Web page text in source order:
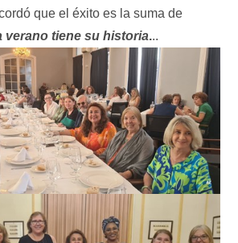
que el éxito es la suma de
verano tiene su historia...